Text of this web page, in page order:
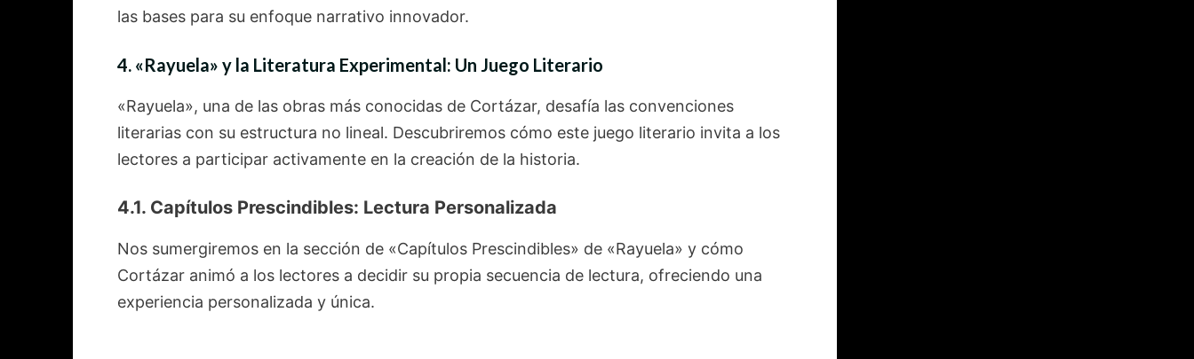
las bases para su enfoque narrativo innovador.
4. «Rayuela» y la Literatura Experimental: Un Juego Literario
«Rayuela», una de las obras más conocidas de Cortázar, desafía las convenciones
literarias con su estructura no lineal. Descubriremos cómo este juego literario invita a los
lectores a participar activamente en la creación de la historia.
4.1. Capítulos Prescindibles: Lectura Personalizada
Nos sumergiremos en la sección de «Capítulos Prescindibles» de «Rayuela» y cómo
Cortázar animó a los lectores a decidir su propia secuencia de lectura, ofreciendo una
experiencia personalizada y única.